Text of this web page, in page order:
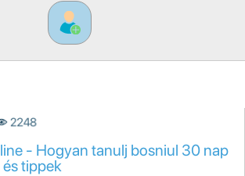
2248
- Hogyan tanulj bosniul 30 nap
tippek